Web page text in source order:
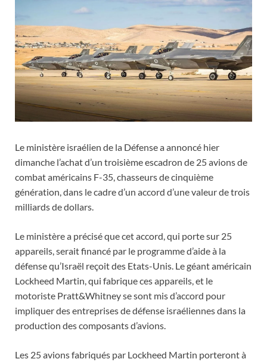
Le ministère israélien de la Défense a annoncé hier
dimanche l’achat d’un troisième escadron de 25 avions de
combat américains F-35, chasseurs de cinquième
génération, dans le cadre d’un accord d’une valeur de trois
milliards de dollars.
Le ministère a précisé que cet accord, qui porte sur 25
appareils, serait financé par le programme d’aide à la
défense qu’Israël reçoit des Etats-Unis. Le géant américain
Lockheed Martin, qui fabrique ces appareils, et le
motoriste Pratt&Whitney se sont mis d’accord pour
impliquer des entreprises de défense israéliennes dans la
production des composants d’avions.
Les 25 avions fabriqués par Lockheed Martin porteront à